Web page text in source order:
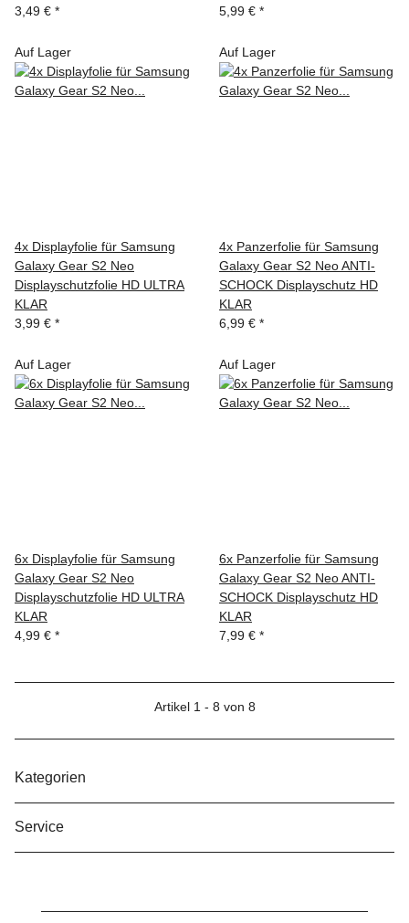
3,49 € *
5,99 € *
Auf Lager
4x Displayfolie für Samsung
Galaxy Gear S2 Neo
Displayschutzfolie HD ULTRA
KLAR
3,99 € *
Auf Lager
4x Panzerfolie für Samsung
Galaxy Gear S2 Neo ANTI-
SCHOCK Displayschutz HD
KLAR
6,99 € *
Auf Lager
6x Displayfolie für Samsung
Galaxy Gear S2 Neo
Displayschutzfolie HD ULTRA
KLAR
4,99 € *
Auf Lager
6x Panzerfolie für Samsung
Galaxy Gear S2 Neo ANTI-
SCHOCK Displayschutz HD
KLAR
7,99 € *
Artikel 1 - 8 von 8
Kategorien
Service